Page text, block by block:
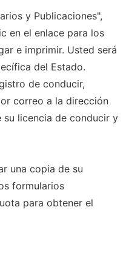
y Publicaciones",
en el enlace para los
e imprimir. Usted será
del Estado.
de conducir,
correo a la dirección
su licencia de conducir y
una copia de su
formularios
para obtener el